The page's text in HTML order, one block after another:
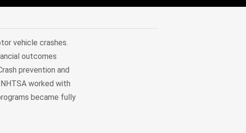
vehicle crashes.
outcomes
prevention and
worked with
became fully